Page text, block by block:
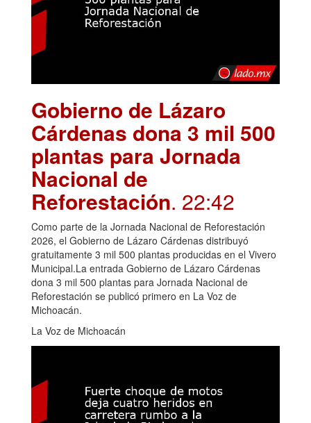
Gobierno de Lázaro
Cárdenas dona 3 mil 500
plantas para Jornada
Nacional de
Reforestación. 22:42
Como parte de la Jornada Nacional de Reforestación
2026, el Gobierno de Lázaro Cárdenas distribuyó
gratuitamente 3 mil 500 plantas producidas en el Vivero
Municipal.La entrada Gobierno de Lázaro Cárdenas
dona 3 mil 500 plantas para Jornada Nacional de
Reforestación se publicó primero en La Voz de
Michoacán.
La Voz de Michoacán